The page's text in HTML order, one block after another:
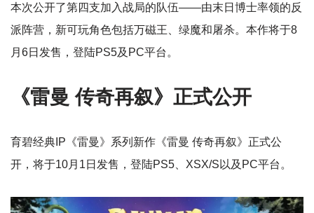
本次公开了第四支加入战局的队伍——由末日博士率领的反
派阵营，新可玩角色包括万磁王、绿魔和屠杀。本作将于8
月6日发售，登陆PS5及PC平台。
《雷曼 传奇再叙》正式公开
育碧经典IP《雷曼》系列新作《雷曼 传奇再叙》正式公
开，将于10月1日发售，登陆PS5、XSX/S以及PC平台。